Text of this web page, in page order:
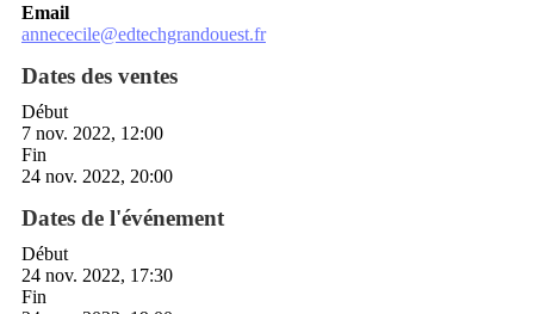
Email
annececile@edtechgrandouest.fr
Dates des ventes
Début
7 nov. 2022, 12:00
Fin
24 nov. 2022, 20:00
Dates de l'événement
Début
24 nov. 2022, 17:30
Fin